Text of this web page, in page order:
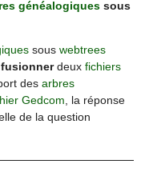
généalogiques sous
sous webtrees
fusionnerdeux fichiers
des arbres
Gedcom , la réponse
de la question